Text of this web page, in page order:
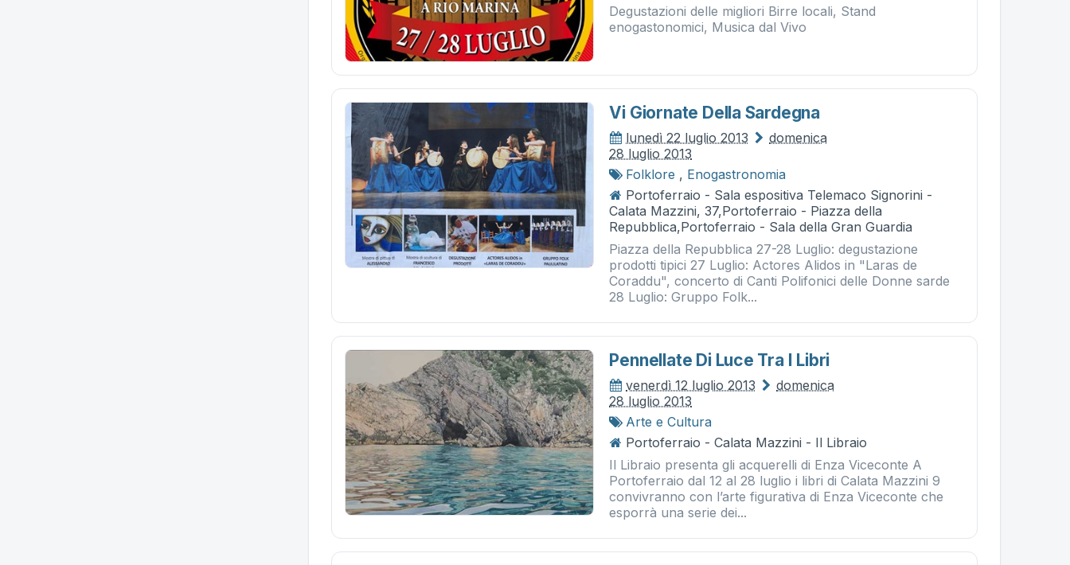
Degustazioni delle migliori Birre locali, Stand
enogastonomici, Musica dal Vivo
Vi Giornate Della Sardegna
lunedì 22 luglio 2013
domenica
28 luglio 2013
Folklore , Enogastronomia
Portoferraio - Sala espositiva Telemaco Signorini -
Calata Mazzini, 37,Portoferraio - Piazza della
Repubblica,Portoferraio - Sala della Gran Guardia
Piazza della Repubblica 27-28 Luglio: degustazione
prodotti tipici 27 Luglio: Actores Alidos in "Laras de
Coraddu", concerto di Canti Polifonici delle Donne sarde
28 Luglio: Gruppo Folk...
Pennellate Di Luce Tra I Libri
venerdì 12 luglio 2013
domenica
28 luglio 2013
Arte e Cultura
Portoferraio - Calata Mazzini - Il Libraio
Il Libraio presenta gli acquerelli di Enza Viceconte A
Portoferraio dal 12 al 28 luglio i libri di Calata Mazzini 9
convivranno con l’arte figurativa di Enza Viceconte che
esporrà una serie dei...